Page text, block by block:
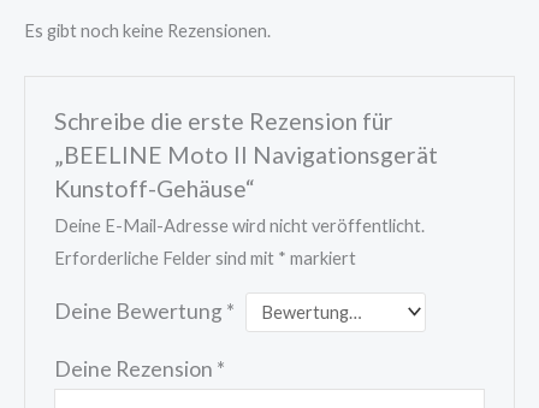
Es gibt noch keine Rezensionen.
Schreibe die erste Rezension für
„BEELINE Moto II Navigationsgerät
Kunstoff-Gehäuse“
Deine E-Mail-Adresse wird nicht veröffentlicht.
Erforderliche Felder sind mit * markiert
Deine Bewertung *
Deine Rezension *